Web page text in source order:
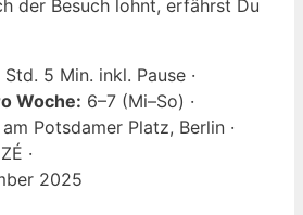
der Besuch lohnt, erfährst Du
5 Min. inkl. Pause ·
Woche: 6–7 (Mi–So) ·
Potsdamer Platz, Berlin ·
·
2025